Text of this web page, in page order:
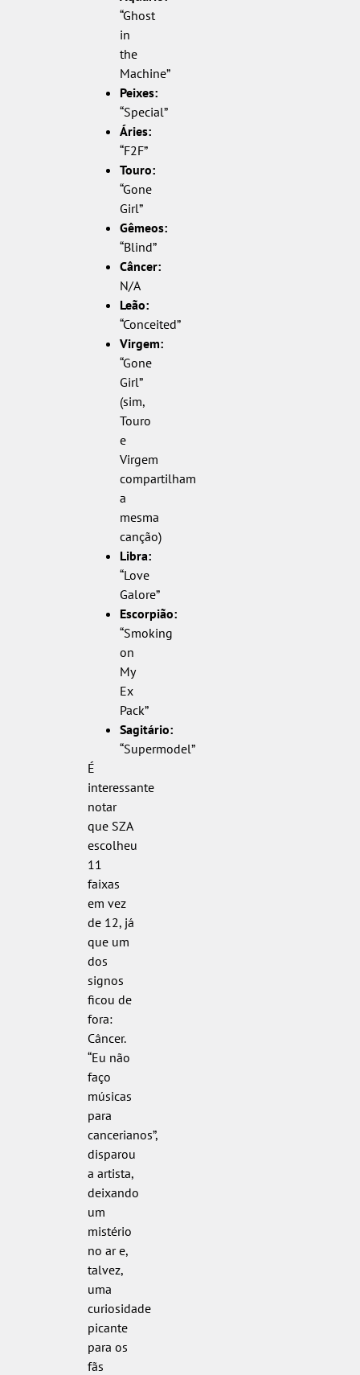
“Ghost
in
the
Machine”
Peixes:
“Special”
Áries:
“F2F”
Touro:
“Gone
Girl”
Gêmeos:
“Blind”
Câncer:
N/A
Leão:
“Conceited”
Virgem:
“Gone
Girl”
(sim,
Touro
e
Virgem
compartilham
a
mesma
canção)
Libra:
“Love
Galore”
Escorpião:
“Smoking
on
My
Ex
Pack”
Sagitário:
“Supermodel”
É
interessante
notar
que SZA
escolheu
11
faixas
em vez
de 12, já
que um
dos
signos
ficou de
fora:
Câncer.
“Eu não
faço
músicas
para
cancerianos”,
disparou
a artista,
deixando
um
mistério
no ar e,
talvez,
uma
curiosidade
picante
para os
fãs